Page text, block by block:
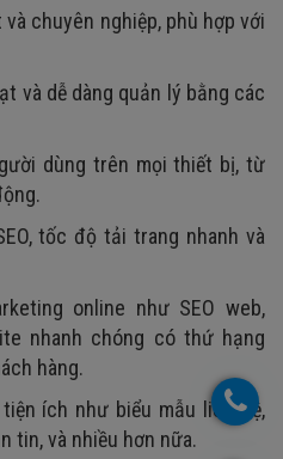
chuyên nghiệp, phù hợp với
và dễ dàng quản lý bằng các
dùng trên mọi thiết bị, từ
tốc độ tải trang nhanh và
online như SEO web,
nhanh chóng có thứ hạng
hàng.
ích như biểu mẫu liên hệ,
tin, và nhiều hơn nữa.